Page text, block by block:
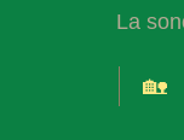
La
🏡